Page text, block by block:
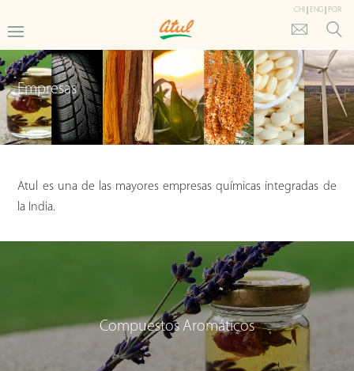
CHI ENG POR
Empresas
Atul es una de las mayores empresas químicas integradas de
la India.
Compuestos Aromáticos